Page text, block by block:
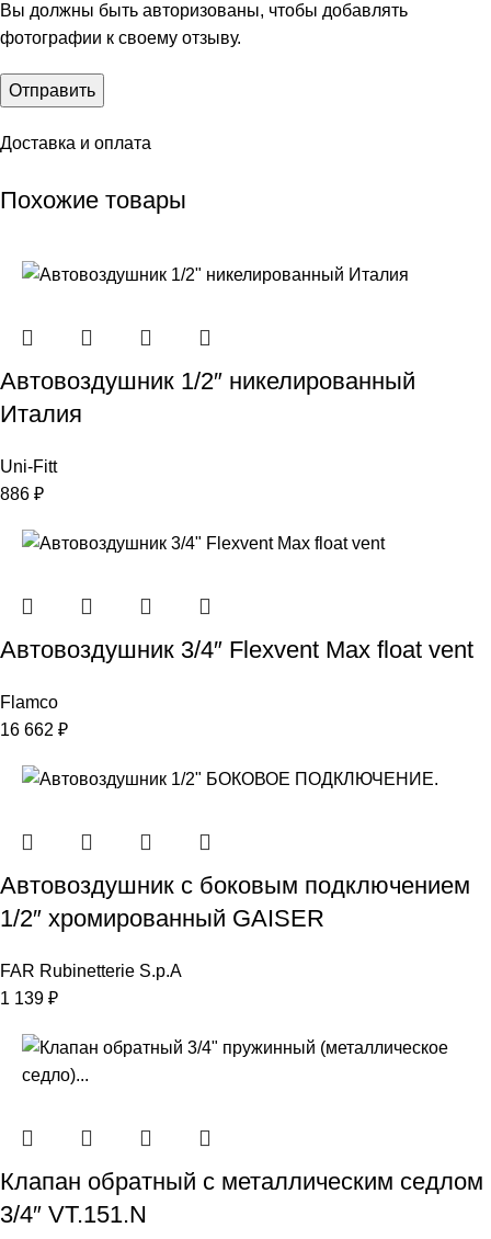
Вы должны быть авторизованы, чтобы добавлять
фотографии к своему отзыву.
Доставка и оплата
Похожие товары
Автовоздушник 1/2″ никелированный
Италия
Uni-Fitt
886 ₽
Автовоздушник 3/4″ Flexvent Max float vent
Flamco
16 662 ₽
Автовоздушник с боковым подключением
1/2″ хромированный GAISER
FAR Rubinetterie S.p.A
1 139 ₽
Клапан обратный с металлическим седлом
3/4″ VT.151.N